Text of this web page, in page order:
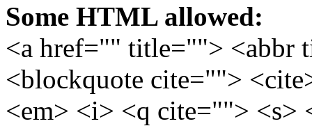
Some HTML allowed:
<a href="" title=""> <abbr
<blockquote cite="">
<em> <i> <q cite=""> <s>